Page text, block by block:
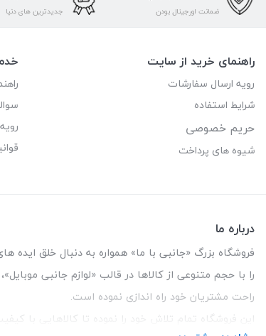
ضمانت اورجینال بودن جدیدترین های دنیا
راهنمای خرید از سایت
رویه ارسال سفارشات
شرایط استفاده
حریم خصوصی
شیوه های پرداخت
درباره ما
فروشگاه بزرگ «جانبی با ما» همواره به دنبال خلق ایده
را با حجم متنوعی از کالاها در قالب «لوازم جانبی
راحت مشتریان خود راه اندازی نموده است.
این فروشگاه تمام تلاش خود را نموده تا کالاهایی با